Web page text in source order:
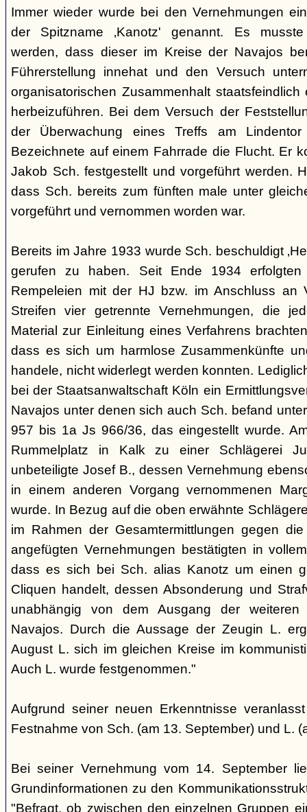
Immer wieder wurde bei den Vernehmungen
der Spitzname ‚Kanotz' genannt. Es
werden, dass dieser im Kreise der Navajos
Führerstellung innehat und den Versuch
organisatorischen Zusammenhalt staatsfeindlich
herbeizuführen. Bei dem Versuch der
der Überwachung eines Treffs am
Bezeichnete auf einem Fahrrade die Flucht. Er
Jakob Sch. festgestellt und vorgeführt werden.
dass Sch. bereits zum fünften male unter
vorgeführt und vernommen worden war.
Bereits im Jahre 1933 wurde Sch. beschuldigt
gerufen zu haben. Seit Ende 1934
Rempeleien mit der HJ bzw. im Anschluss an
Streifen vier getrennte Vernehmungen, die
Material zur Einleitung eines Verfahrens
dass es sich um harmlose Zusammenkünfte
handele, nicht widerlegt werden konnten.
bei der Staatsanwaltschaft Köln ein
Navajos unter denen sich auch Sch. befand
957 bis 1a Js 966/36, das eingestellt wurde.
Rummelplatz in Kalk zu einer Schlägerei
unbeteiligte Josef B., dessen Vernehmung
in einem anderen Vorgang vernommenen
wurde. In Bezug auf die oben erwähnte
im Rahmen der Gesamtermittlungen gegen
angefügten Vernehmungen bestätigten in
dass es sich bei Sch. alias Kanotz um einen
Cliquen handelt, dessen Absonderung und
unabhängig von dem Ausgang der weiteren
Navajos. Durch die Aussage der Zeugin L.
August L. sich im gleichen Kreise im
Auch L. wurde festgenommen."
Aufgrund seiner neuen Erkenntnisse
Festnahme von Sch. (am 13. September) und L.
Bei seiner Vernehmung vom 14. September
Grundinformationen zu den
"Befragt, ob zwischen den einzelnen Gruppen